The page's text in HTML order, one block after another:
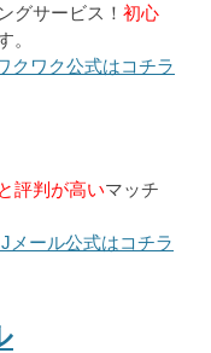
グサービス！ 初心
。
クワク公式はコチラ
評判が高いマッチ
メール公式はコチラ